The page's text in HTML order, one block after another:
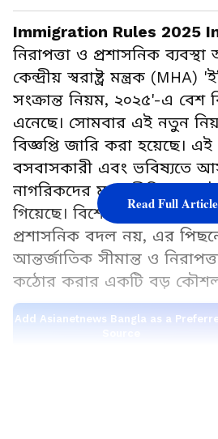
Immigration Rules 2025
নিরাপত্তা ও প্রশাসনিক
কেন্দ্রীয় স্বরাষ্ট্র মন্ত্রক (MHA)
সংক্রান্ত নিয়ম, ২০২৫'-এ বেশ
এনেছে। সোমবার এই নতুন
বিজ্ঞপ্তি জারি করা হয়েছে।
বসবাসকারী এবং ভবিষ্যতে
নাগরিকদের মধ্যে রীতিমতো
গিয়েছে। বিশেষজ্ঞরা মনে
প্রশাসনিক বদল নয়, এর
আন্তর্জাতিক সীমান্ত ও
কঠোর করার একটি বড় কৌশল
Add Asianetnews Bangla as a
Read Full Article